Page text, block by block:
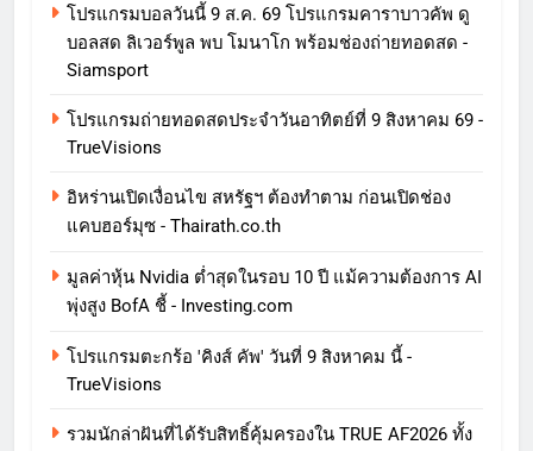
โปรแกรมบอลวันนี้ 9 ส.ค. 69 โปรแกรมคาราบาวคัพ ดู
บอลสด ลิเวอร์พูล พบ โมนาโก พร้อมช่องถ่ายทอดสด -
Siamsport
โปรแกรมถ่ายทอดสดประจำวันอาทิตย์ที่ 9 สิงหาคม 69 -
TrueVisions
อิหร่านเปิดเงื่อนไข สหรัฐฯ ต้องทำตาม ก่อนเปิดช่อง
แคบฮอร์มุซ - Thairath.co.th
มูลค่าหุ้น Nvidia ต่ำสุดในรอบ 10 ปี แม้ความต้องการ AI
พุ่งสูง BofA ชี้ - Investing.com
โปรแกรมตะกร้อ 'คิงส์ คัพ' วันที่ 9 สิงหาคม นี้ -
TrueVisions
รวมนักล่าฝันที่ได้รับสิทธิ์คุ้มครองใน TRUE AF2026 ทั้ง